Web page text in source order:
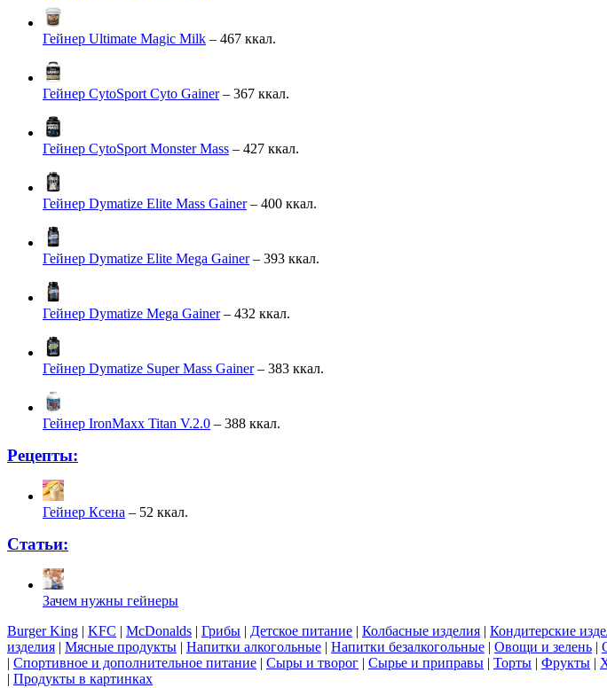
Гейнер Ultimate Magic Milk – 467 ккал.
Гейнер CytoSport Cyto Gainer– 367 ккал.
Гейнер CytoSport Monster Mass – 427 ккал.
Гейнер Dymatize Elite Mass Gainer– 400 ккал.
Гейнер Dymatize Elite Mega Gainer– 393 ккал.
Гейнер Dymatize Mega Gainer– 432 ккал.
Гейнер Dymatize Super Mass Gainer– 383 ккал.
Гейнер IronMaxx Titan V.2.0 – 388 ккал.
Рецепты:
Гейнер Ксена – 52 ккал.
Статьи:
Зачем нужны гейнеры
Burger King | KFC | McDonalds | Грибы | Детское питание | Колбасные изделия | Кондитерские
изделия | Мясные продукты | Напитки алкогольные | Напитки безалкогольные | Овощи и зелень |
| Спортивное и дополнительное питание | Сыры и творог | Сырье и приправы | Торты | Фрукты |
| Продукты в картинках